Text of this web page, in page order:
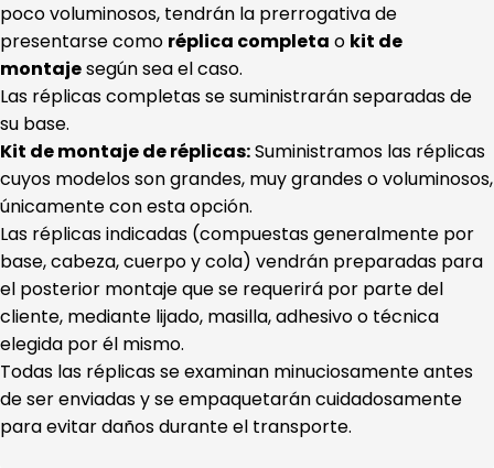
poco voluminosos, tendrán la prerrogativa de
presentarse como réplica completa o kit de
montajesegún sea el caso.
Las réplicas completas se suministrarán separadas de
su base.
Kit de montaje de réplicas:Suministramos las réplicas
cuyos modelos son grandes, muy grandes o voluminosos,
únicamente con esta opción.
Las réplicas indicadas (compuestas generalmente por
base, cabeza, cuerpo y cola) vendrán preparadas para
el posterior montaje que se requerirá por parte del
cliente, mediante lijado, masilla, adhesivo o técnica
elegida por él mismo.
Todas las réplicas se examinan minuciosamente antes
de ser enviadas y se empaquetarán cuidadosamente
para evitar daños durante el transporte.